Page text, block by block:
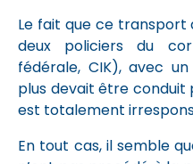
Le fait que ce
deux policiers du
fédérale, CIK), avec
plus devait être conduit
est totalement
En tout cas, il semble